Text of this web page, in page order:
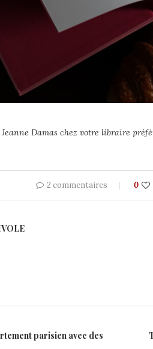
Damas chez votre libraire
2 commentaires 0
parisien avec des